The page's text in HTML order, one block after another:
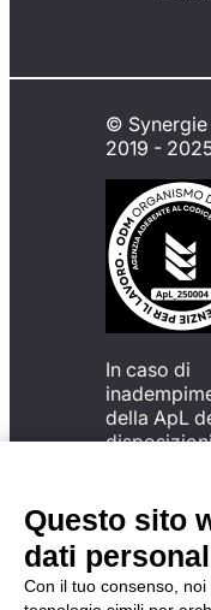
© Synergie
2019 -
In caso di
della ApL
possibile
reclamo
una delle
Questo sito
dati
Con il tuo consenso,